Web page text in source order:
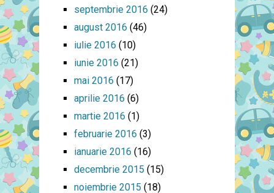
septembrie 2016 (24)
august 2016 (46)
iulie 2016 (10)
iunie 2016 (21)
mai 2016 (17)
aprilie 2016 (6)
martie 2016 (1)
februarie 2016 (3)
ianuarie 2016 (16)
decembrie 2015 (15)
noiembrie 2015 (18)